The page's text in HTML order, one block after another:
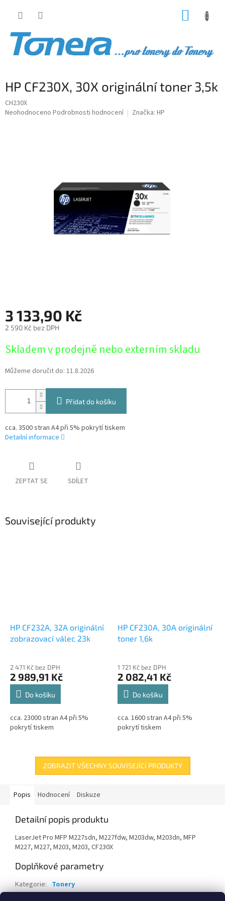
HP CF230X, 30X originální toner 3,5k
CH230X
Průměrné
Neohodnoceno Podrobnosti hodnocení Značka: HP
3 133,90 Kč
2 590 Kč bez DPH
cena:
Skladem v prodejně nebo externím skladu
Můžeme doručit do: 11.8.2026
Přidat do košíku
cca. 3500 stran A4 při 5% pokrytí tiskem
Detailní informace
ZEPTAT SE SDÍLET
Související produkty
HP CF232A, 32A originální
zobrazovací válec 23k
2 471 Kč bez DPH
2 989,91 Kč
Do košíku
cca. 23000 stran A4 při 5%
pokrytí tiskem
HP CF230A, 30A originální
toner 1,6k
1 721 Kč bez DPH
2 082,41 Kč
Do košíku
cca. 1600 stran A4 při 5%
pokrytí tiskem
ZOBRAZIT VŠECHNY SOUVISEJÍCÍ PRODUKTY
Popis Hodnocení Diskuze
Detailní popis produktu
LaserJet Pro MFP M227sdn, M227fdw, M203dw, M203dn, MFP
M227, M227, M203, M203, CF230X
Doplňkové parametry
Kategorie: Tonery